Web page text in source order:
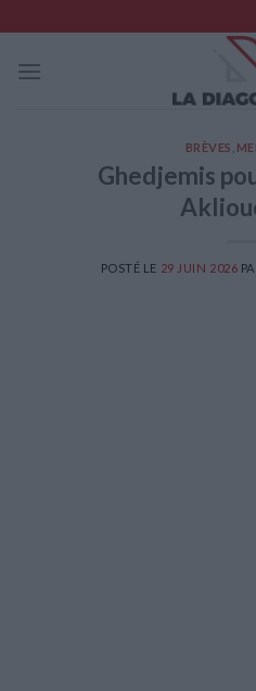
to
content
BRÈVES
Ghedjemis
POSTÉ LE 29 JUIN 2026